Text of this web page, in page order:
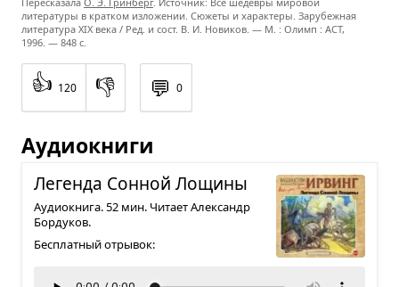
литературы в кратком изложении. Сюжеты и характеры. Зарубежная
литература XIX века / Ред. и сост. В. И. Новиков. — М. : Олимп : ACT,
1996. — 848 с.
👍 120 👎 💬 0
Аудиокниги
Легенда Сон­ной Лощины
Аудиокнига. 52 мин. Читает Александр
Бордуков.
Бесплатный отрывок: